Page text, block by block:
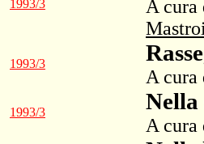
1993/3 A cura
1993/3
A cura
1993/3 Nella
A cura